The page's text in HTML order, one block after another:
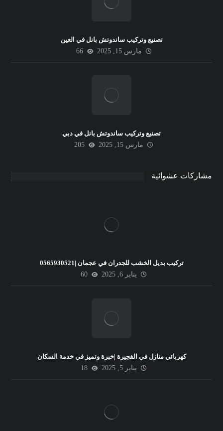
تصنيع وتركيب ساندوتش بانل في العين
مارس 15, 2025
66
تصنيع وتركيب ساندوتش بانل في دبي
مارس 15, 2025
205
مشاركات عشوائية
تركيب بديل الخشب للجدران في عجمان |0565930521
يناير 6, 2025
60
كهربائي منازل في الفجيرة |خبرة وتميز في خدمة السكان
يناير 5, 2025
18